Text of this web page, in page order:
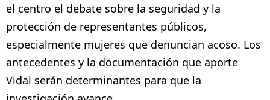
el centro el debate sobre la seguridad y la
protección de representantes públicos,
especialmente mujeres que denuncian acoso. Los
antecedentes y la documentación que aporte
Vidal serán determinantes para que la